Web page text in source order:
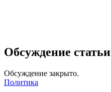
Обсуждение статьи
Обсуждение закрыто.
Политика